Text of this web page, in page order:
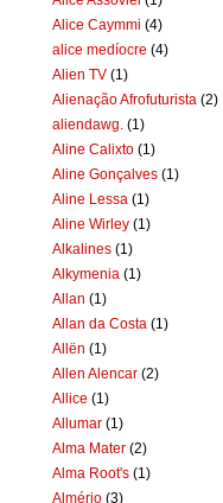
Alice Caymmi (4)
alice medíocre (4)
Alien TV (1)
Alienação Afrofuturista (2)
aliendawg. (1)
Aline Calixto (1)
Aline Gonçalves (1)
Aline Lessa (1)
Aline Wirley (1)
Alkalines (1)
Alkymenia (1)
Allan (1)
Allan da Costa (1)
Allën (1)
Allen Alencar (2)
Allice (1)
Allumar (1)
Alma Mater (2)
Alma Root's (1)
Almério (3)